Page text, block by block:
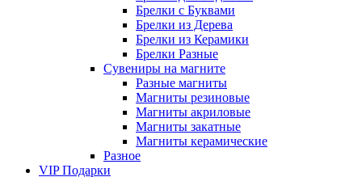
Брелки с Буквами
Брелки из Дерева
Брелки из Керамики
Брелки Разные
Сувениры на магните
Разные магниты
Магниты резиновые
Магниты акриловые
Магниты закатные
Магниты керамические
Разное
VIP Подарки